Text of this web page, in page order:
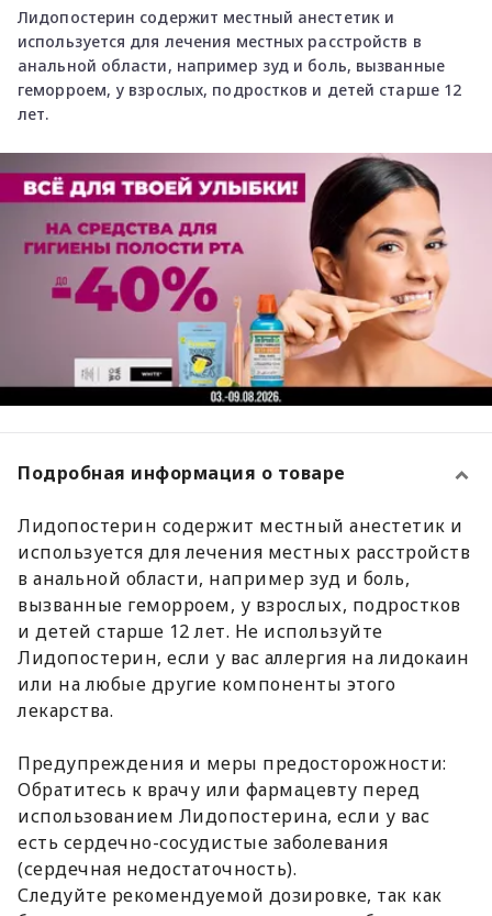
Лидопостерин содержит местный анестетик и
используется для лечения местных расстройств в
анальной области, например зуд и боль, вызванные
геморроем, у взрослых, подростков и детей старше 12
лет.
Подробная информация о товаре
Лидопостерин содержит местный анестетик и
используется для лечения местных расстройств
в анальной области, например зуд и боль,
вызванные геморроем, у взрослых, подростков
и детей старше 12 лет. Не используйте
Лидопостерин, если у вас аллергия на лидокаин
или на любые другие компоненты этого
лекарства.
Предупреждения и меры предосторожности:
Обратитесь к врачу или фармацевту перед
использованием Лидопостерина, если у вас
есть сердечно-сосудистые заболевания
(сердечная недостаточность).
Следуйте рекомендуемой дозировке, так как